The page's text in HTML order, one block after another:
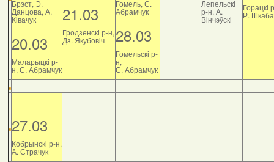
Брэст, Э.
Данцова, А.
Ківачук
20.03
Маларыцкі р-
н, С. Абрамчук
21.03
Гродзенскі р-н,
Дз. Якубовіч
Гомель, С.
Абрамчук
28.03
Гомельскі р-
н,
С. Абрамчук
Лепельскі
р-н, А.
Вінчэўскі
Горацкі
Р.
27.03
Кобрынскі р-н,
А. Страчук